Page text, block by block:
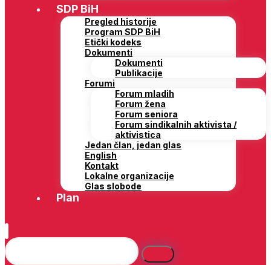
SDP BiH
Pregled historije
Program SDP BiH
Etički kodeks
Dokumenti
Dokumenti
Publikacije
Forumi
Forum mladih
Forum žena
Forum seniora
Forum sindikalnih aktivista /
aktivistica
Jedan član, jedan glas
English
Kontakt
Lokalne organizacije
Glas slobode
Plan